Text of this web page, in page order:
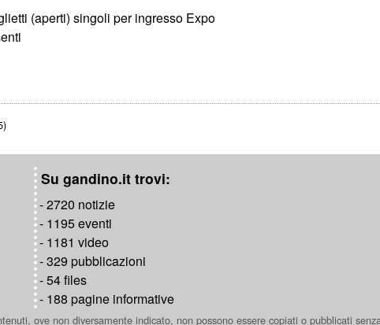
(aperti) singoli per ingresso Expo
Su gandino.it trovi:
- 2720 notizie
- 1195 eventi
- 1181 video
- 329 pubblicazioni
- 54 files
- 188 pagine informative
ove non diversamente indicato, non possono essere copiati o pubblicati